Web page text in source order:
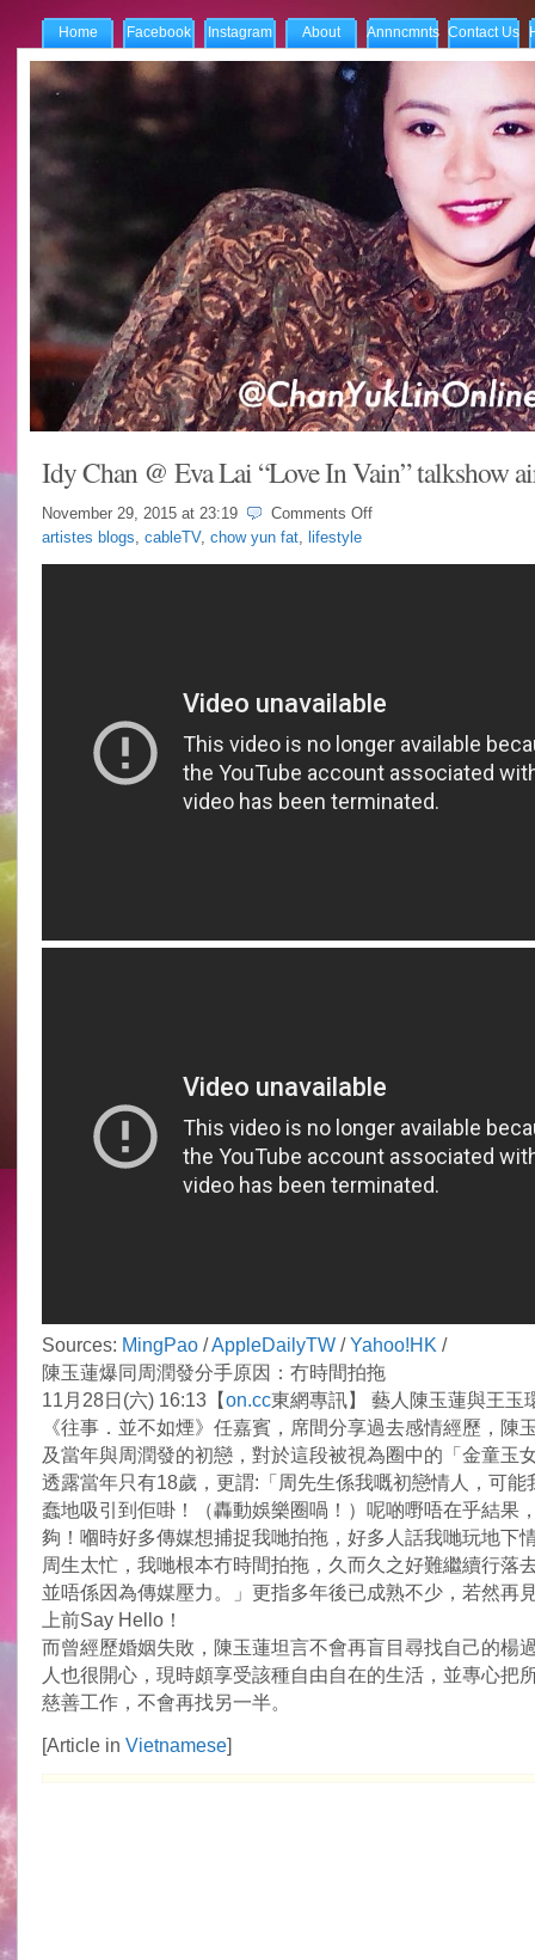
Home Facebook Instagram About Annncmnts Contact Us
Idy Chan @ Eva Lai “Love In Vain” talkshow
November 29, 2015 at 23:19 Comments Offon
@
aired
artistes blogs, cableTV, chow yun fat, lifestyle
Sources: MingPao/AppleDailyTW/Yahoo!HK /
陳玉蓮爆同周潤發分手原因：冇時間拍拖
11月28日(六) 16:13【on.cc東網專訊】 藝人陳玉蓮與王玉
《往事．並不如煙》任嘉賓，席間分享過去感情經歷，陳
及當年與周潤發的初戀，對於這段被視為圈中的「金童玉
透露當年只有18歲，更謂:「周先生係我嘅初戀情人，可能
蠢地吸引到佢啩！（轟動娛樂圈喎！）呢啲嘢唔在乎結果
夠！嗰時好多傳媒想捕捉我哋拍拖，好多人話我哋玩地下
周生太忙，我哋根本冇時間拍拖，久而久之好難繼續行落
並唔係因為傳媒壓力。」更指多年後已成熟不少，若然再
上前Say Hello！
而曾經歷婚姻失敗，陳玉蓮坦言不會再盲目尋找自己的楊
人也很開心，現時頗享受該種自由自在的生活，並專心把
慈善工作，不會再找另一半。
[Article in Vietnamese]